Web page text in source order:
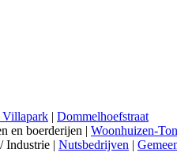
Villapark
Dommelhoefstraat
en boerderijen | Woonhuizen-
Industrie | Nutsbedrijven